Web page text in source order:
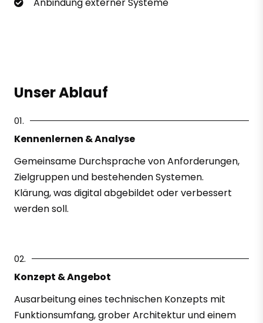
Unser Ablauf
01.
Kennenlernen & Analyse
Gemeinsame Durchsprache von Anforderungen,
Zielgruppen und bestehenden Systemen.
Klärung, was digital abgebildet oder verbessert
werden soll.
02.
Konzept & Angebot
Ausarbeitung eines technischen Konzepts mit
Funktionsumfang, grober Architektur und einem